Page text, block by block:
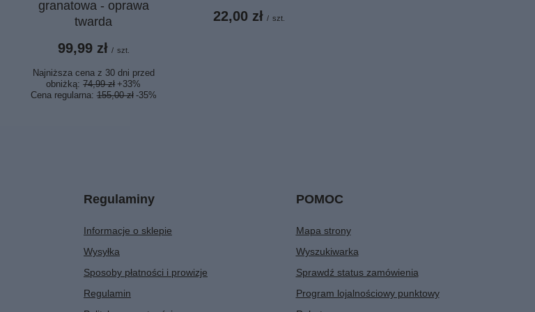
granatowa - oprawa
twarda
99,99 zł / szt.
Najniższa cena z 30 dni przed
obniżką:74,99 zł +33%
Cena regularna: 155,00 zł -35%
22,00 zł / szt.
Regulaminy
Informacje o sklepie
Wysyłka
Sposoby płatności i prowizje
Regulamin
POMOC
Mapa strony
Wyszukiwarka
Sprawdź status zamówienia
Program lojalnościowy punktowy